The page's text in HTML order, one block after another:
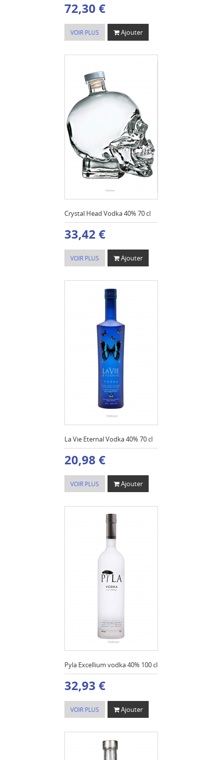
72,30 €
VOIR PLUS Ajouter
Crystal Head Vodka 40% 70 cl
33,42 €
VOIR PLUS Ajouter
La Vie Eternal Vodka 40% 70 cl
20,98 €
VOIR PLUS Ajouter
Pyla Excellium vodka 40% 100 cl
32,93 €
VOIR PLUS Ajouter